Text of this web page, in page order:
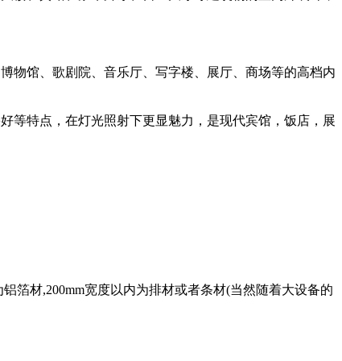
物馆、歌剧院、音乐厅、写字楼、展厅、商场等的高档内
等特点，在灯光照射下更显魅力，是现代宾馆，饭店，展
箔材,200mm宽度以内为排材或者条材(当然随着大设备的